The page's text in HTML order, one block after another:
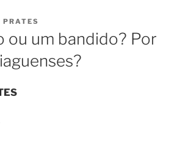
PRATES
ou um bandido? Por